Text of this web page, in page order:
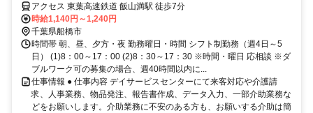
アクセス 東葉高速鉄道 飯山満駅 徒歩7分
時給1,140円～1,240円
千葉県船橋市
時間帯 朝、昼、夕方・夜 勤務曜日・時間 シフト制勤務（週4日～5
日） (1)8：00～17：00 (2)8：30～17：30 ※時間・曜日 応相談 ※ダ
ブルワーク可の募集の場合、週40時間以内に...
仕事情報 ● 仕事内容 デイサービスセンターにて来客対応や介護請
求、人事業務、物品発注、報告書作成、データ入力、一部介助業務な
どをお願いします。介助業務に不安のある方も、お願いする介助は簡